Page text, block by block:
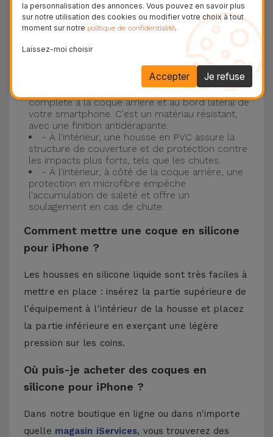
Nos coques en silicone pour iPhone ont une
construction robuste et de qualité, avec une
construction à trois couches, pour éviter au
maximum les accidents et les casses !
- Une première couche de silicone liquide
donne de la couleur et une couverture
complète à la coque arrière et au bord latéral de
votre smartphone. C'est un matériau résistant,
avec une finition antidérapante.
- À l'intérieur, une housse en PVC assure la
structure de couverture et de protection contre
les impacts plus forts, tels que les chutes.
- À l'intérieur, à côté de la coque arrière, une
protection en microfibre empêche
l'accumulation de saleté et offre un
soulagement en cas de chute.
Comment mettre une coque en silicone
pour iPhone ?
Les housses en silicone liquide sont très faciles à
mettre en place : insérez la partie supérieure de
l'équipement à l'intérieur de la housse et placez
la partie inférieure en exerçant une légère
pression sur les coins.
Où puis-je acheter des coques en
silicone pour iPhone ?
Dans notre boutique en ligne ou dans n'importe
quelle magasin iServices, vous trouverez des
la personnalisation des annonces. Vous pouvez en savoir plus
sur notre utilisation des cookies ou modifier votre choix à tout
moment sur notre politique de confidentialité.
Laissez-moi choisir
Je refuse
Accepter